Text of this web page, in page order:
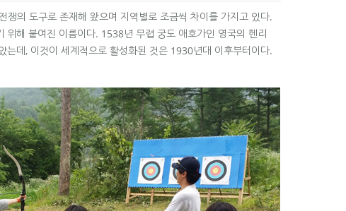
의 도구로 존재해 왔으며 지역별로 조금씩 차이를 가지고 있다.
해 붙여진 이름이다. 1538년 무렵 궁도 애호가인 영국의 헨리
데, 이것이 세계적으로 활성화된 것은 1930년대 이후부터이다.